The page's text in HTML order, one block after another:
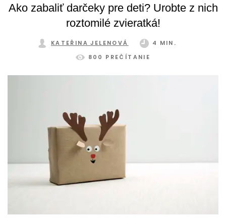
Ako zabaliť darčeky pre deti? Urobte z nich
roztomilé zvieratká!
KATEŘINA JELENOVÁ
4 MIN.
800 PREČÍTANIE